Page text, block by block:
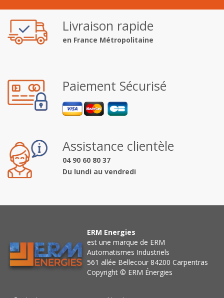
Livraison rapide
en France Métropolitaine
Paiement Sécurisé
Assistance clientèle
04 90 60 80 37
Du lundi au vendredi
ERM Energies
est une marque de ERM
Automatismes Industriels
561 allée Bellecour 84200 Carpentras
Copyright © ERM Énergies